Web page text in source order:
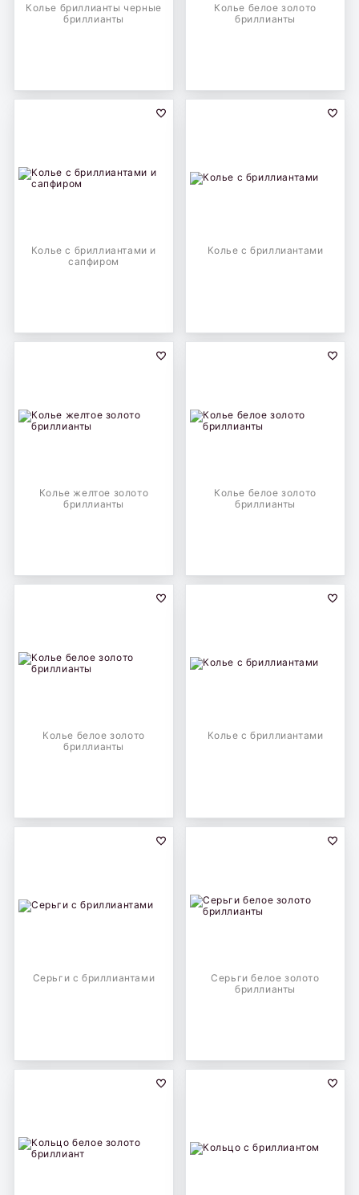
Колье бриллианты черные
бриллианты
Колье белое золото
бриллианты
Колье с бриллиантами и
сапфиром
Колье с бриллиантами
Колье желтое золото
бриллианты
Колье белое золото
бриллианты
Колье белое золото
бриллианты
Колье с бриллиантами
Серьги с бриллиантами
Серьги белое золото
бриллианты